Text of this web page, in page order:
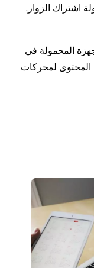
اشتراك الزوار.
المحمولة في
المحتوى لمحركات